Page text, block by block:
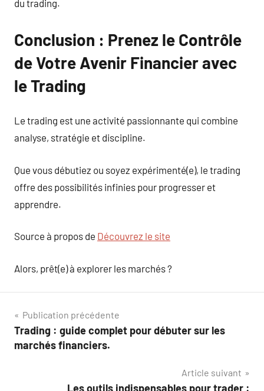
du trading.
Conclusion : Prenez le Contrôle
de Votre Avenir Financier avec
le Trading
Le trading est une activité passionnante qui combine
analyse, stratégie et discipline.
Que vous débutiez ou soyez expérimenté(e), le trading
offre des possibilités infinies pour progresser et
apprendre.
Source à propos de Découvrez le site
Alors, prêt(e) à explorer les marchés ?
Navigation
de
Publication précédente
Trading : guide complet pour débuter sur les
marchés financiers.
Article suivant
Les outils indispensables pour trader :